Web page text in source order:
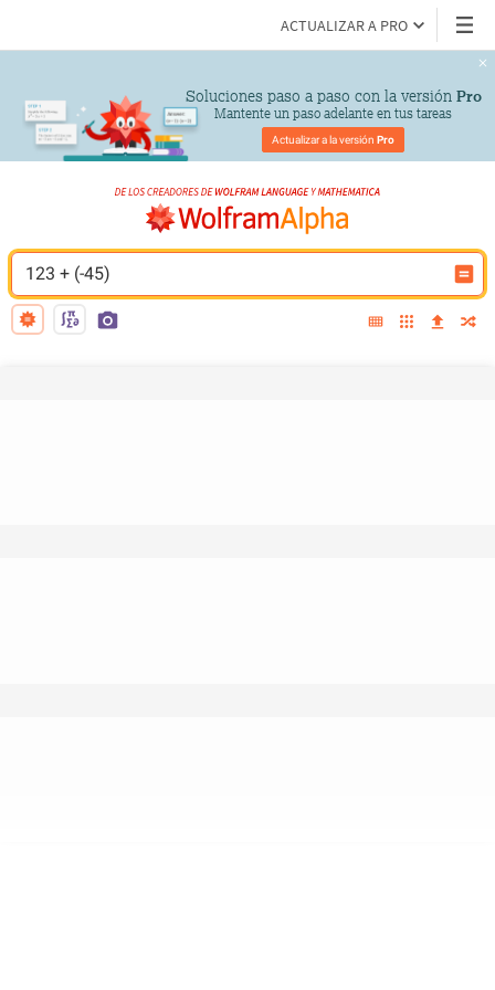
ACTUALIZAR A PRO
Soluciones paso a paso con la versión Pro
Mantente un paso adelante en tus tareas
Actualizar a la versión Pro
123 + (-45)